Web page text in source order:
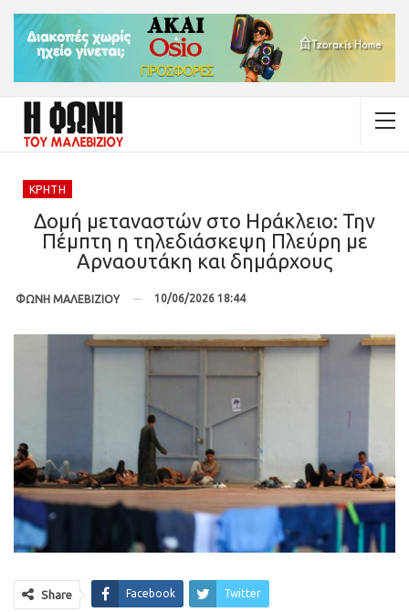
ΚΡΉΤΗ
Δομή μεταναστών στο Ηράκλειο: Την
Πέμπτη η τηλεδιάσκεψη Πλεύρη με
Αρναουτάκη και δημάρχους
ΦΩΝΗ ΜΑΛΕΒΙΖΙΟΥ 10/06/2026 18:44
Share Facebook Twitter